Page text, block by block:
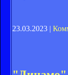
23.03.2023 |